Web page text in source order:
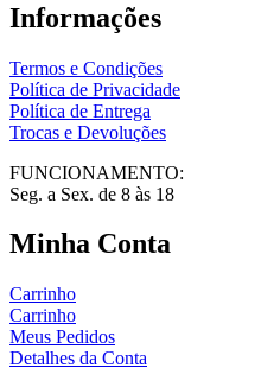
Informações
Termos e Condições
Política de Privacidade
Política de Entrega
Trocas e Devoluções
FUNCIONAMENTO:
Seg. a Sex. de 8 às 18
Minha Conta
Carrinho
Carrinho
Meus Pedidos
Detalhes da Conta